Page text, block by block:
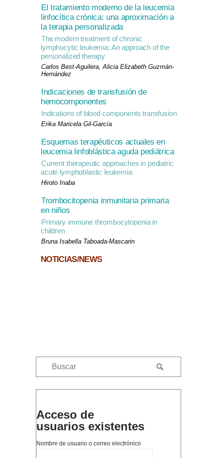
El tratamiento moderno de la leucemia
linfocítica crónica: una aproximación a
la terapia personalizada
The modern treatment of chronic
lymphocytic leukemia: An approach of the
personalized therapy
Carlos Best-Aguilera, Alicia Elizabeth Guzmán-
Hernández
Indicaciones de transfusión de
hemocomponentes
Indications of blood components transfusion
Erika Maricela Gil-García
Esquemas terapéuticos actuales en
leucemia linfoblástica aguda pediátrica
Current therapeutic approaches in pediatric
acute lymphoblastic leukemia
Hiroto Inaba
Trombocitopenia inmunitaria primaria
en niños
Primary immune thrombocytopenia in
children
Bruna Isabella Taboada-Mascarin
NOTICIAS/NEWS
Acceso de
usuarios existentes
Nombre de usuario o correo electrónico